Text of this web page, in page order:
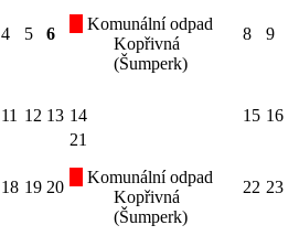
4 5 6
Komunální odpad
Kopřivná
(Šumperk)
8 9
11 12 13 14 15 16
18 19 20
21
Komunální odpad
Kopřivná
(Šumperk)
22 23